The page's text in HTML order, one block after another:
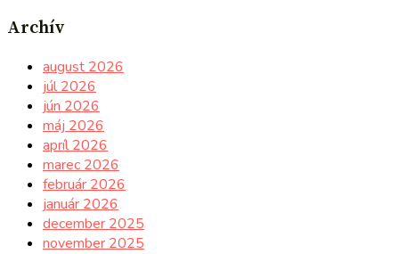
Archív
august 2026
júl 2026
jún 2026
máj 2026
apríl 2026
marec 2026
február 2026
január 2026
december 2025
november 2025